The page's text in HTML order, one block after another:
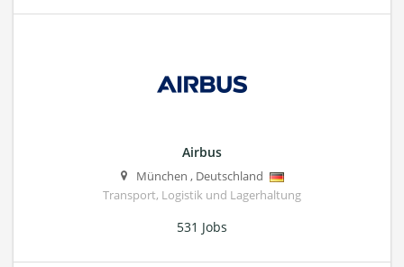
Airbus
München , Deutschland
Transport, Logistik und Lagerhaltung
531 Jobs